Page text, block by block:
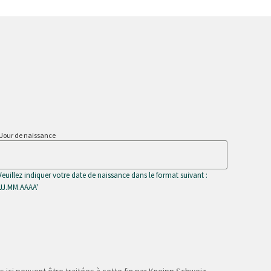
Jour de naissance
indiquer votre date de naissance dans le format suivant :